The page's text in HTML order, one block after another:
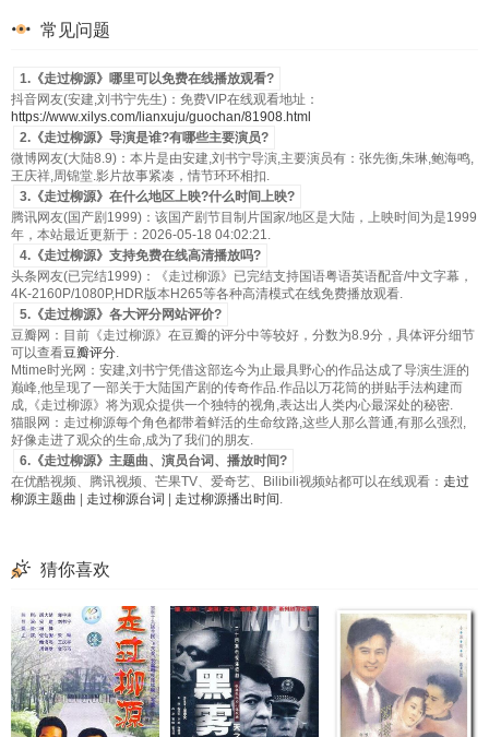
常见问题
1.《走过柳源》哪里可以免费在线播放观看?
抖音网友(安建,刘书宁先生)：免费VIP在线观看地址：
https://www.xilys.com/lianxuju/guochan/81908.html
2.《走过柳源》导演是谁?有哪些主要演员?
微博网友(大陆8.9)：本片是由安建,刘书宁导演,主要演员有：张先衡,朱琳,鲍海鸣,
王庆祥,周锦堂.影片故事紧凑，情节环环相扣.
3.《走过柳源》在什么地区上映?什么时间上映?
腾讯网友(国产剧1999)：该国产剧节目制片国家/地区是大陆，上映时间为是1999
年，本站最近更新于：2026-05-18 04:02:21.
4.《走过柳源》支持免费在线高清播放吗?
头条网友(已完结1999)：《走过柳源》已完结支持国语粤语英语配音/中文字幕，
4K-2160P/1080P,HDR版本H265等各种高清模式在线免费播放观看.
5.《走过柳源》各大评分网站评价?
豆瓣网：目前《走过柳源》在豆瓣的评分中等较好，分数为8.9分，具体评分细节
可以查看豆瓣评分.
Mtime时光网：安建,刘书宁凭借这部迄今为止最具野心的作品达成了导演生涯的
巅峰,他呈现了一部关于大陆国产剧的传奇作品.作品以万花筒的拼贴手法构建而
成,《走过柳源》将为观众提供一个独特的视角,表达出人类内心最深处的秘密.
猫眼网：走过柳源每个角色都带着鲜活的生命纹路,这些人那么普通,有那么强烈,
好像走进了观众的生命,成为了我们的朋友.
6.《走过柳源》主题曲、演员台词、播放时间?
在优酷视频、腾讯视频、芒果TV、爱奇艺、Bilibili视频站都可以在线观看： 走过
柳源主题曲
走过柳源台词 走过柳源播出时间 .
猜你喜欢